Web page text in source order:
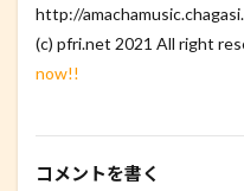
http://
(c) pfri.net 2021 All right
now!!
コメントを書く